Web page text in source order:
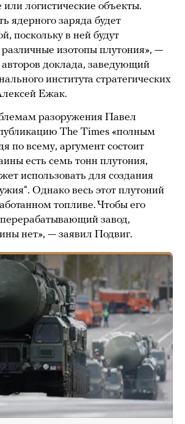
логистические объекты.
ядерного заряда будет
поскольку в ней будут
различные изотопы плутония», —
авторов доклада, заведующий
института стратегических
Ежак.
разоружения Павел
The Times «полным
по всему, аргумент состоит
есть семь тонн плутония,
использовать для создания
Однако весь этот плутоний
топливе. Чтобы его
завод,
нет», — заявил Подвиг.